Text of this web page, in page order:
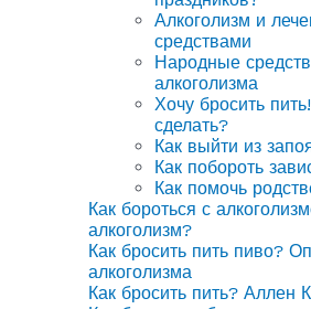
Алкоголизм и
средствами
Народные
алкоголизма
Хочу бросить
сделать?
Как выйти из
Как побороть
Как помочь
Как бороться с
алкоголизм?
Как бросить пить пиво?
алкоголизма
Как бросить пить? Аллен